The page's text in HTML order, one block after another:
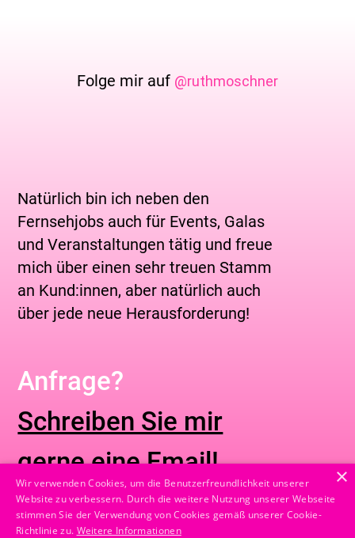
Folge mir auf @ruthmoschner
Natürlich bin ich neben den
Fernsehjobs auch für Events, Galas
und Ver­an­staltungen tätig und freue
mich über einen sehr treuen Stamm
an Kund:innen, aber natürlich auch
über jede neue Herausforderung!
Anfrage?
Schreiben Sie mir
gerne eine Email!
Instagram
×
Wir verwenden Cookies, um die Benutzerfreundlichkeit unserer
Website zu verbessern. Durch die weitere Nutzung unserer Webseite
stimmen Sie der Verwendung von Cookies gemäß unserer Cookie-
Richtlinie zu. Weitere Informationen